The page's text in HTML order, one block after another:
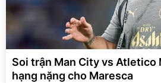
Soi trận Man City vs Atletico
hạng nặng cho Maresca